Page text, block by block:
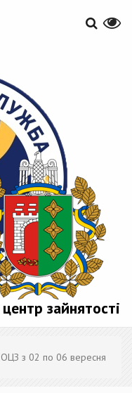
зайнятості
ОЦЗ з 02 по 06 вересня